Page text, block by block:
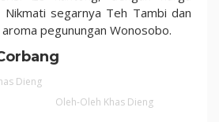
segarnya Teh Tambi dan
pegunungan Wonosobo.
Oleh-Oleh Khas Dieng